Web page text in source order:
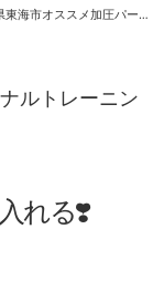
オススメ加圧パーソナルトレーニングジム One❣️
ルトレーニン
れる❣️